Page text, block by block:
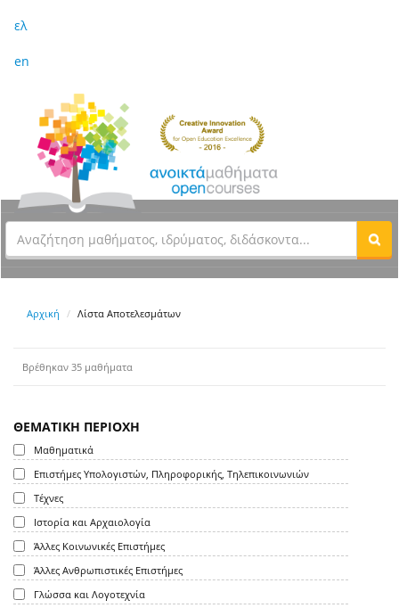
ελ
en
Αρχική Λίστα Αποτελεσμάτων
Βρέθηκαν 35 μαθήματα
ΘΕΜΑΤΙΚΗ ΠΕΡΙΟΧΗ
Μαθηματικά
Επιστήμες Υπολογιστών, Πληροφορικής, Τηλεπικοινωνιών
Τέχνες
Ιστορία και Αρχαιολογία
Άλλες Κοινωνικές Επιστήμες
Άλλες Ανθρωπιστικές Επιστήμες
Γλώσσα και Λογοτεχνία